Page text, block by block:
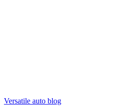
Versatile auto blog